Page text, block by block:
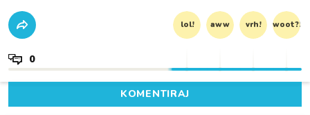
lol! aww vrh! woot?!
0
KOMENTIRAJ